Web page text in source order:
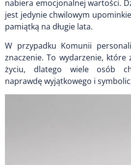
nabiera emocjonalnej wartości.
jest jedynie chwilowym
pamiątką na długie lata.
W przypadku Komunii
znaczenie. To wydarzenie,
życiu, dlatego wiele osób
naprawdę wyjątkowego i